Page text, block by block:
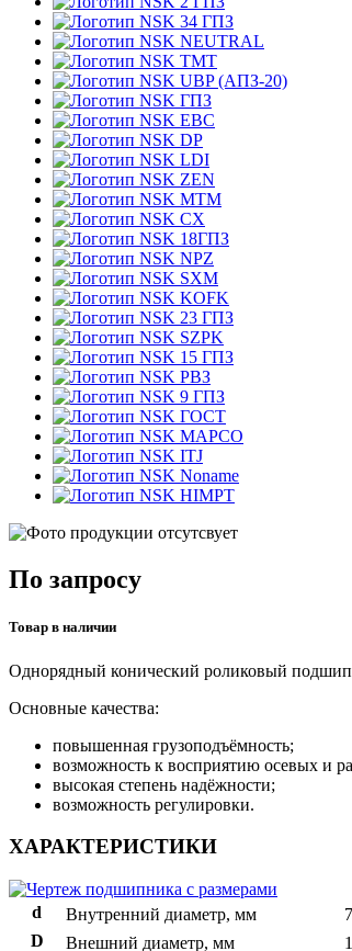
34 ГПЗ
NEUTRAL
TMT
UBP (АПЗ-20)
ГПЗ
EBC
DP
LDI
ZEN
MTM
CX
18ГПЗ
NPZ
SXM
KOFK
23 ГПЗ
SZPK
15 ГПЗ
РВЗ
9 ГПЗ
ГОСТ
MAPCO
ITJ
Noname
HIMPT
По запросу
Товар в наличии
Однорядный конический роликовый
Основные качества:
повышенная грузоподъёмность;
возможность к восприятию осевых и
высокая степень надёжности;
возможность регулировки.
ХАРАКТЕРИСТИКИ
d Внутренний диаметр, мм
D
Внешний диаметр, мм